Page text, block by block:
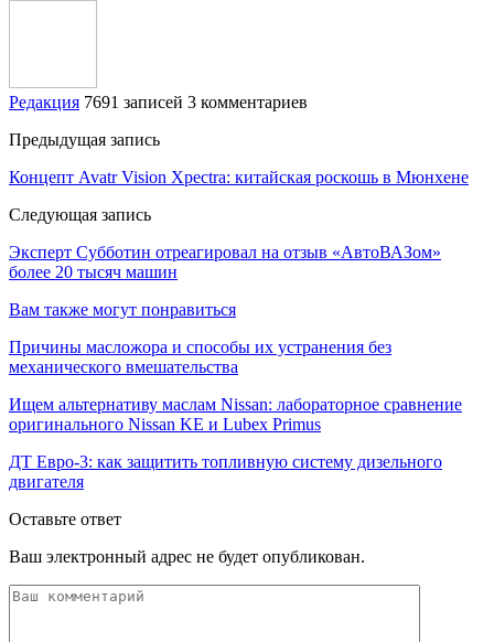
Редакция 7691 записей 3 комментариев
Предыдущая запись
Концепт Avatr Vision Xpectra: китайская роскошь в Мюнхене
Следующая запись
Эксперт Субботин отреагировал на отзыв «АвтоВАЗом»
более 20 тысяч машин
Вам также могут понравиться
Причины масложора и способы их устранения без
механического вмешательства
Ищем альтернативу маслам Nissan: лабораторное сравнение
оригинального Nissan KE и Lubex Primus
ДТ Евро-3: как защитить топливную систему дизельного
двигателя
Оставьте ответ
Ваш электронный адрес не будет опубликован.